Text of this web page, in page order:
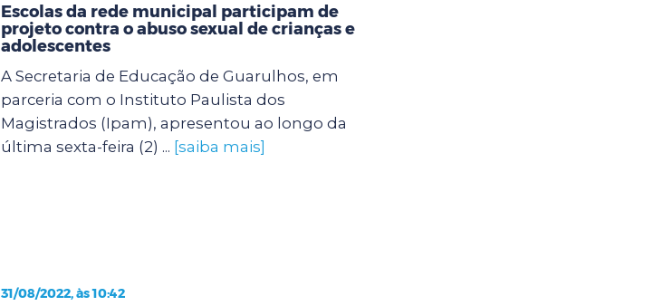
Escolas da rede municipal participam de
projeto contra o abuso sexual de crianças e
adolescentes
A Secretaria de Educação de Guarulhos, em
parceria com o Instituto Paulista dos
Magistrados (Ipam), apresentou ao longo da
última sexta-feira (2) ... [saiba mais]
31/08/2022, às 10:42